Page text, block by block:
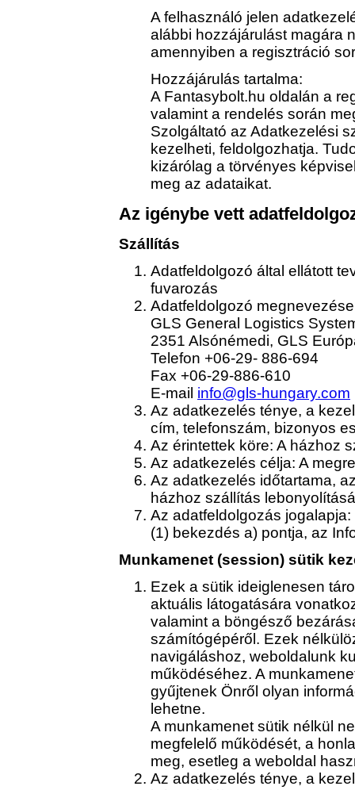
A felhasználó jelen
alábbi hozzájárulást magára
amennyiben a regisztráció
Hozzájárulás tartalma:
A Fantasybolt.hu oldalán a
valamint a rendelés során
Szolgáltató az Adatkezelési
kezelheti, feldolgozhatja.
kizárólag a törvényes
meg az adataikat.
Az igénybe vett
Szállítás
Adatfeldolgozó által ellátott
fuvarozás
Adatfeldolgozó
GLS General Logistics
2351 Alsónémedi, GLS
Telefon +06-29- 886-694
Fax +06-29-886-610
E-mail info@gls-hungary.com
Az adatkezelés ténye, a
cím, telefonszám, bizonyos
Az érintettek köre: A házhoz
Az adatkezelés célja: A
Az adatkezelés időtartama,
házhoz szállítás
Az adatfeldolgozás
(1) bekezdés a) pontja, az
Munkamenet (session) sütik
Ezek a sütik ideiglenesen
aktuális látogatására
valamint a böngésző
számítógépéről. Ezek
navigáláshoz, weboldalunk
működéséhez. A
gyűjtenek Önről olyan
lehetne.
A munkamenet sütik nélkül
megfelelő működését, a
meg, esetleg a weboldal
Az adatkezelés ténye, a